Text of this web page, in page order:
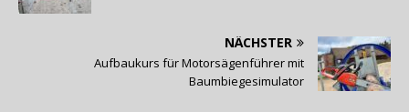
NÄCHSTER
Aufbaukurs für Motorsägenführer mit
Baumbiegesimulator